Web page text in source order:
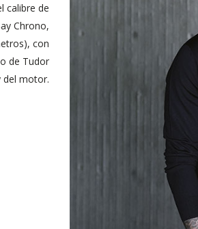
calibre de
Chrono,
con
de Tudor
del motor.